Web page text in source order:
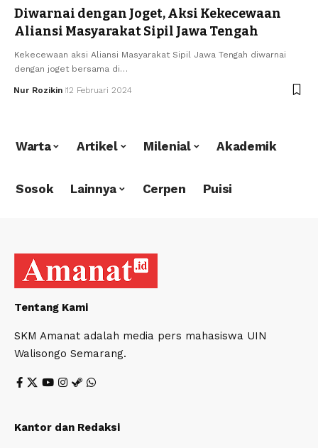
Diwarnai dengan Joget, Aksi Kekecewaan
Aliansi Masyarakat Sipil Jawa Tengah
Kekecewaan aksi Aliansi Masyarakat Sipil Jawa Tengah diwarnai
dengan joget bersama di…
Nur Rozikin 12 Februari 2024
Warta Artikel Milenial Akademik
Sosok Lainnya Cerpen Puisi
Tentang Kami
SKM Amanat adalah media pers mahasiswa UIN
Walisongo Semarang.
Kantor dan Redaksi